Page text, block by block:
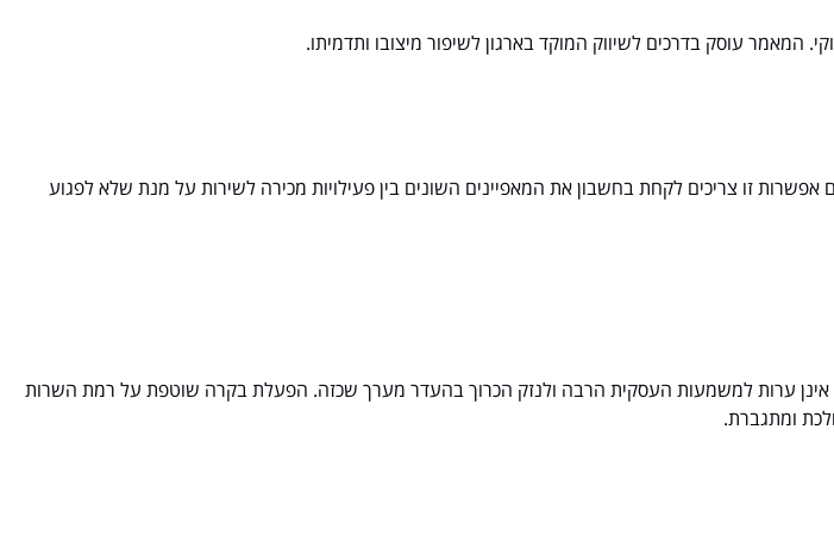
המאמר עוסק בדרכים לשיווק המוקד בארגון לשיפור מיצובו ותדמיתו.
זו צריכים לקחת בחשבון את המאפיינים השונים בין פעילויות מכירה לשירות על מנת שלא לפגוע
אינן ערות למשמעות העסקית הרבה ולנזק הכרוך בהעדר מערך שכזה. הפעלת בקרה שוטפת על רמת השרות
ומתגברת.